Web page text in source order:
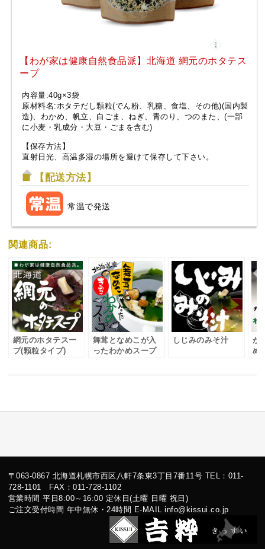
【わが家は健康自然食品派】北海道 網元のホタテス
ープ
内容量:40g×3袋
原材料名:ホタテだし顆粒(でん粉、乳糖、食塩、その他)(国内製
造)、わかめ、帆立、白ごま、ねぎ、青のり、つのまた、(一部
に小麦・乳成分・大豆・ごまを含む)
【保存方法】
直射日光、高温多湿の場所を避けて保存して下さい。
【配送方法】
常温で発送
関連商品:
網元のホタテスー
プ(顆粒タイプ)
舞茸となめこが入
ったわかめスープ
しじみのみそ汁
が
め
〒063-0867 北海道札幌市西区八軒7条東3丁目7番11号 TEL：011-
728-1101 FAX：011-728-1102
営業時間 平日8:00～16:00 定休日(土曜 日曜 祝日)
ご注文受付時間 年中無休・24時間 E-MAIL info@kissui.co.jp